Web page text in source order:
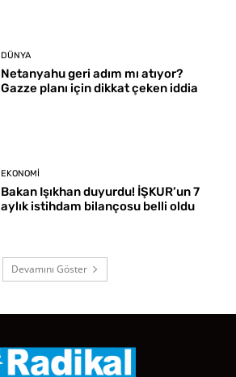
DÜNYA
Netanyahu geri adım mı atıyor?
Gazze planı için dikkat çeken iddia
EKONOMI
Bakan Işıkhan duyurdu! İŞKUR’un 7
aylık istihdam bilançosu belli oldu
Devamını Göster